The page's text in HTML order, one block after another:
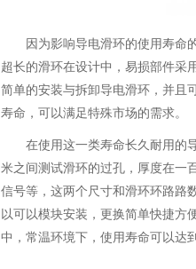
因为影响导电滑环的使用寿命的
超长的滑环在设计中，易损部件采
简单的安装与拆卸导电滑环，并且
寿命，可以满足特殊市场的需求。
在使用这一类寿命长久耐用的
米之间测试滑环的过孔，厚度在一
信号等，这两个尺寸和滑环环路路
以可以模块安装，更换简单快捷方
中，常温环境下，使用寿命可以达